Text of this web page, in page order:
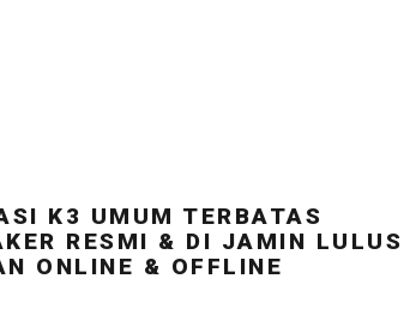
K3 UMUM TERBATAS
RESMI & DI JAMIN LULUS
ONLINE & OFFLINE